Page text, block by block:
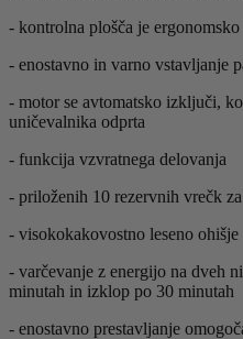
- kontrolna plošča je
- enostavno in varno vstavljanje
- motor se avtomatsko izključi,
uničevalnika odprta
- funkcija vzvratnega delovanja
- priloženih 10 rezervnih vrečk
- visokokakovostno leseno ohišje
- varčevanje z energijo na dveh
minutah in izklop po 30 minutah
- enostavno prestavljanje